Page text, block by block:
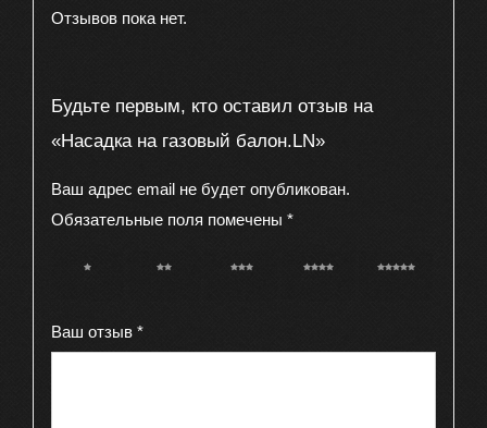
Отзывов пока нет.
Будьте первым, кто оставил отзыв на
«Насадка на газовый балон.LN»
Ваш адрес email не будет опубликован.
Обязательные поля помечены *
1 из 5
2 из 5
3 из 5
4 из 5
5 из 5
Ваш отзыв *